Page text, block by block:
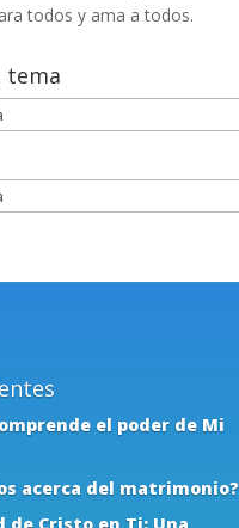
todos y ama a todos.
tema
el poder de Mi
acerca del matrimonio?